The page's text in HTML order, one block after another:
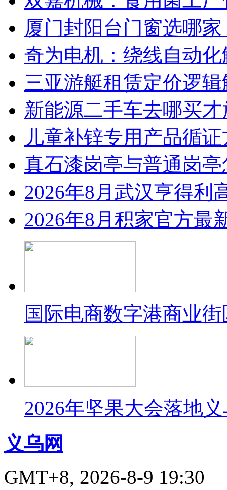
厦门封阳台门窗选哪
奇为电机：绕线自动
三亚游艇租赁定价逻
新能源二手车去哪买
儿童补锌专用产品循
真石漆岗亭与普通岗
2026年8月武汉亨得利
2026年8月积家官方最
国际电商数字港商业
2026年坚果大会落地
义乌网
GMT+8, 2026-8-9 19:30